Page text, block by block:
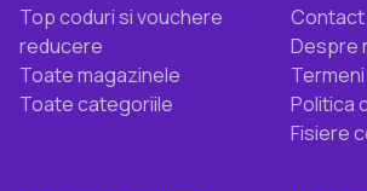
Top coduri si vouchere
reducere
Toate magazinele
Toate categoriile
Contact
Despre
Politica
Fisiere